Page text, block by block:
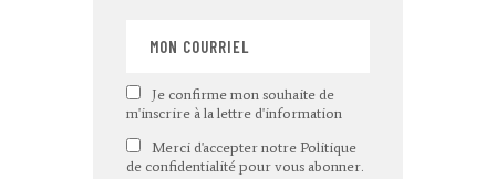
Je confirme mon souhaite de
m'inscrire à la lettre d'information
Merci d'accepter notre Politique
de confidentialité pour vous abonner.